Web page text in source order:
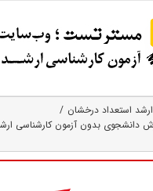
ارشد استعداد درخشان